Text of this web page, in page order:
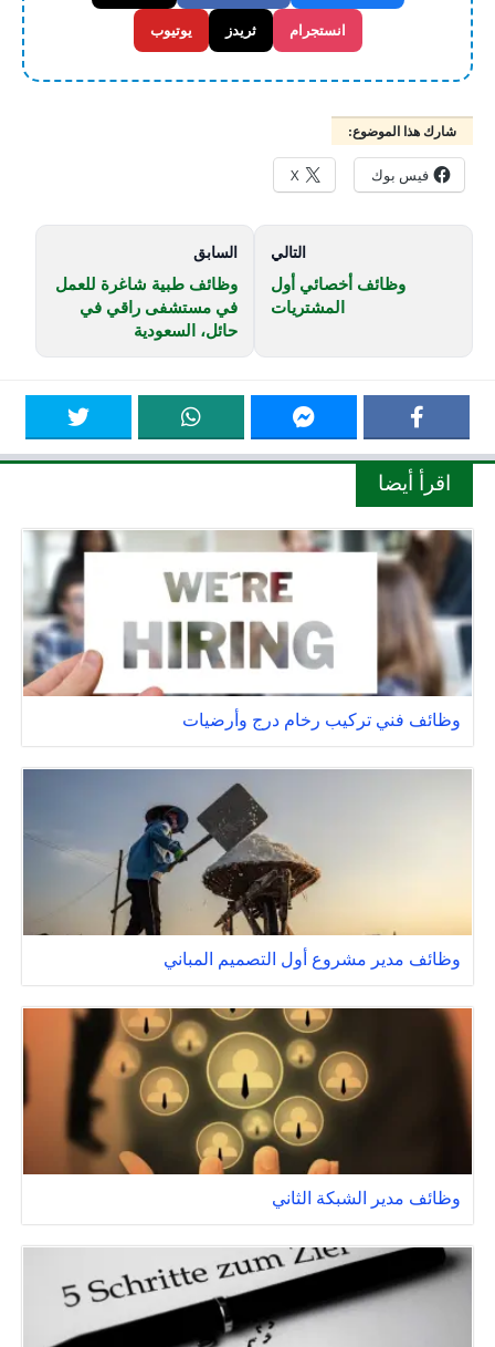
انستجرام ثريدز يوتيوب
شارك هذا الموضوع:
فيس بوك X
التالي
وظائف أخصائي أول
المشتريات
السابق
وظائف طبية شاغرة للعمل
في مستشفى راقي في
حائل، السعودية
اقرأ أيضا
وظائف فني تركيب رخام درج وأرضيات
وظائف مدير مشروع أول التصميم المباني
وظائف مدير الشبكة الثاني